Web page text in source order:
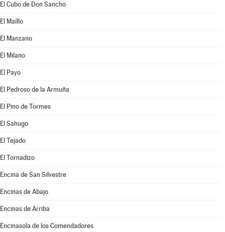
El Cubo de Don Sancho
El Maíllo
El Manzano
El Milano
El Payo
El Pedroso de la Armuña
El Pino de Tormes
El Sahugo
El Tejado
El Tornadizo
Encina de San Silvestre
Encinas de Abajo
Encinas de Arriba
Encinasola de los Comendadores